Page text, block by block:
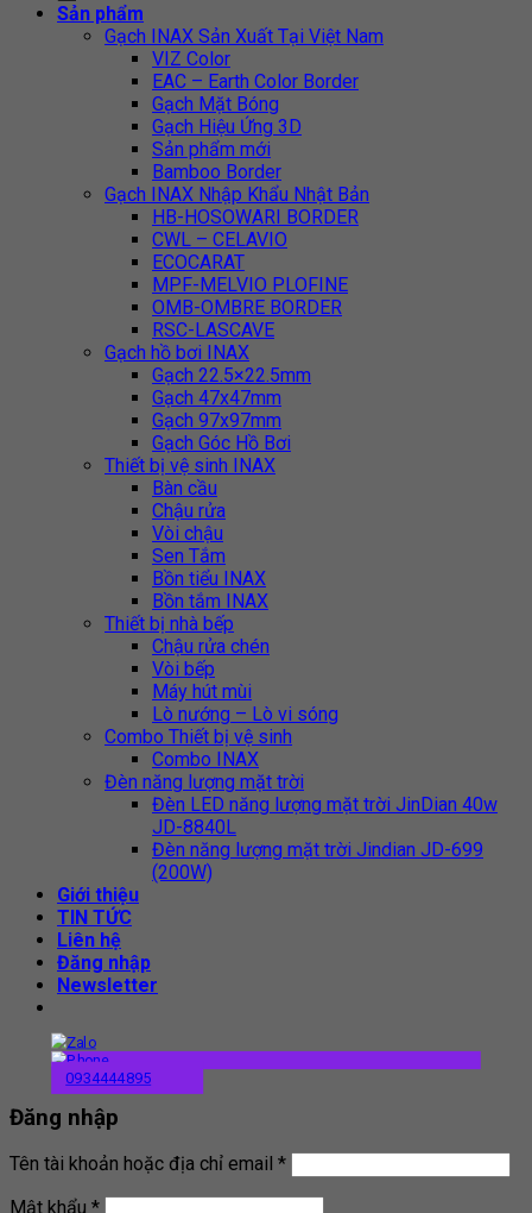
Sản phẩm
Gạch INAX Sản Xuất Tại Việt Nam
VIZ Color
EAC – Earth Color Border
Gạch Mặt Bóng
Gạch Hiệu Ứng 3D
Sản phẩm mới
Bamboo Border
Gạch INAX Nhập Khẩu Nhật Bản
HB-HOSOWARI BORDER
CWL – CELAVIO
ECOCARAT
MPF-MELVIO PLOFINE
OMB-OMBRE BORDER
RSC-LASCAVE
Gạch hồ bơi INAX
Gạch 22.5×22.5mm
Gạch 47x47mm
Gạch 97x97mm
Gạch Góc Hồ Bơi
Thiết bị vệ sinh INAX
Bàn cầu
Chậu rửa
Vòi chậu
Sen Tắm
Bồn tiểu INAX
Bồn tắm INAX
Thiết bị nhà bếp
Chậu rửa chén
Vòi bếp
Máy hút mùi
Lò nướng – Lò vi sóng
Combo Thiết bị vệ sinh
Combo INAX
Đèn năng lượng mặt trời
Đèn LED năng lượng mặt trời JinDian 40w
JD-8840L
Đèn năng lượng mặt trời Jindian JD-699
(200W)
Giới thiệu
TIN TỨC
Liên hệ
Đăng nhập
Newsletter
0934444895
Đăng nhập
Tên tài khoản hoặc địa chỉ email *
Mật khẩu *